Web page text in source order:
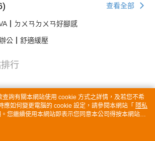
查看全部
ㄉㄨㄢㄉㄨㄢ好腳感
公┃舒適緩壓
行
詢有關本網站使用 cookie 方式之詳情，及若您不希
應如何變更電腦的 cookie 設定，請參閱本網站「 隱私
您繼續使用本網站即表示您同意本公司得按本網站使
cookie。